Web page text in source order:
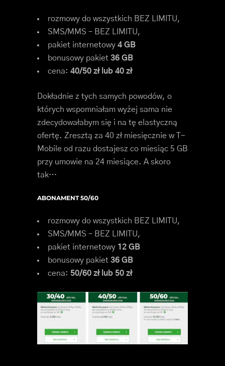
rozmowy do wszystkich BEZ LIMITU,
SMS/MMS – BEZ LIMITU,
pakiet internetowy 4 GB
bonusowy pakiet 36 GB
cena: 40/50 zł lub 40 zł
Dokładnie z tych samych powodów, o
których wspomniałam wyżej sama nie
zdecydowałabym się i na tę elastyczną
ofertę. Zresztą za 40 zł miesięcznie w T-
Mobile od razu dostajesz co miesiąc 5 GB
przy umowie na 24 miesiące. A skoro
tak…
ABONAMENT 50/60
rozmowy do wszystkich BEZ LIMITU,
SMS/MMS – BEZ LIMITU,
pakiet internetowy 12 GB
bonusowy pakiet 36 GB
cena: 50/60 zł lub 50 zł